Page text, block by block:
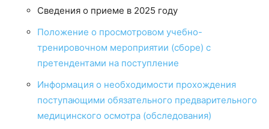
Сведения о приеме в 2025 году
Положение о просмотровом учебно-
тренировочном мероприятии (сборе) с
претендентами на поступление
Информация о необходимости прохождения
поступающими обязательного предварительного
медицинского осмотра (обследования)